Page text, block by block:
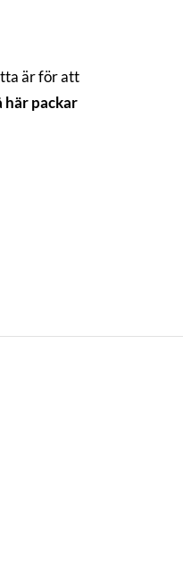
är för att
här packar